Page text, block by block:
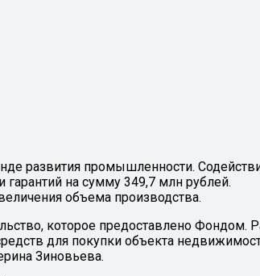
развития промышленности.
на сумму 349,7 млн рублей.
объема производства.
которое предоставлено Фондом.
для покупки объекта
Зиновьева.